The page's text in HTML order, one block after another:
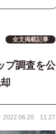
全文掲載記事
プ調査を公
2022.06.20 11:27